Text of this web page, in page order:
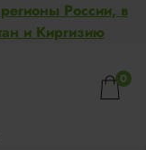
России, в
и Киргизию
0